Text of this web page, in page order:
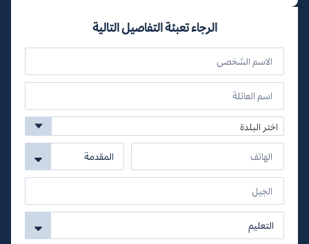
الرجاء تعبئة التفاصيل التالية
اختر البلدة